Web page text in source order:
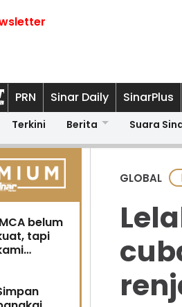
PRN Sinar Daily SinarPlus
Terkini Berita Suara
belum
tapi
GLOBAL